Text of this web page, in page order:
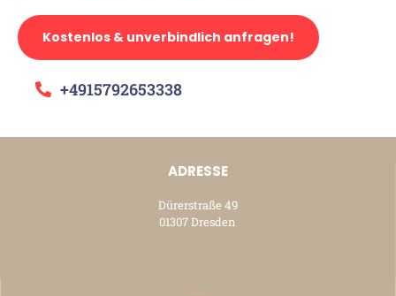
Kostenlos & unverbindlich anfragen!
+4915792653338
ADRESSE
Dürerstraße 49
01307 Dresden